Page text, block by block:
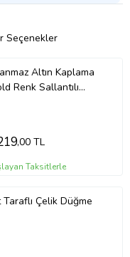
Seçenekler
Altın Kaplama
Renk Sallantılı
,00 TL
Taksitlerle
Çelik Düğme